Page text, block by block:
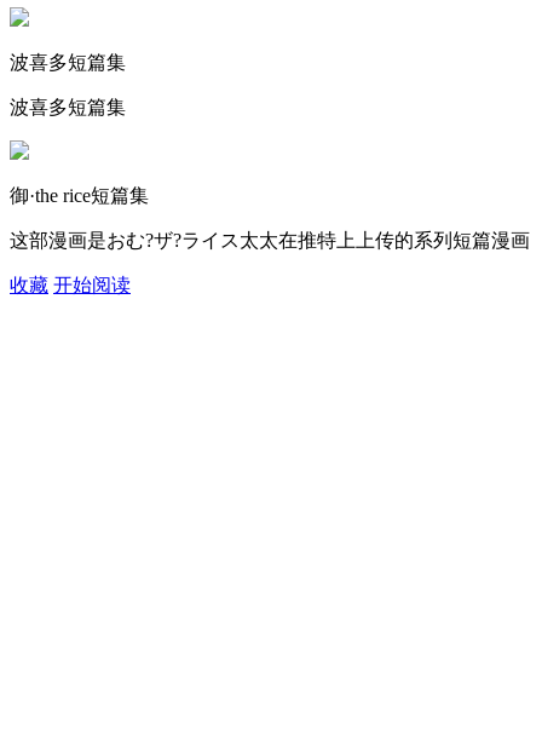
波喜多短篇集
波喜多短篇集
御·the rice短篇集
这部漫画是おむ?ザ?ライス太太在推特上上传的系列短篇漫画
收藏 开始阅读